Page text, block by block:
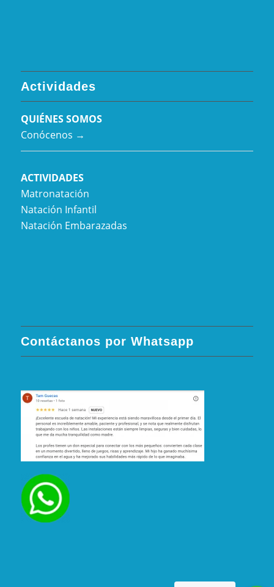
Actividades
QUIÉNES SOMOS
Conócenos →
ACTIVIDADES
Matronatación
Natación Infantil
Natación Embarazadas
Contáctanos por Whatsapp